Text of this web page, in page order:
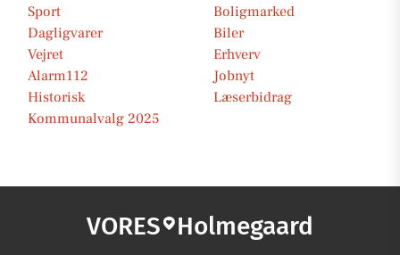
Sport
Boligmarked
Dagligvarer
Biler
Vejret
Erhverv
Alarm112
Jobnyt
Historisk
Læserbidrag
Kommunalvalg 2025
VORES Holmegaard